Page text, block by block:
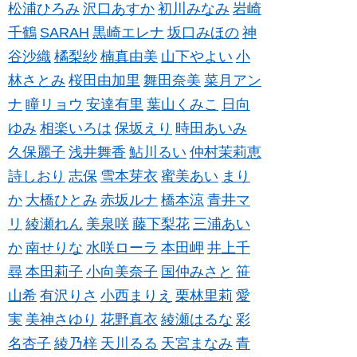
松浦ひろみ 沢口あすか 初川みなみ 岩崎
千鶴 SARAH 黒崎エレナ 坂口みほの 神
谷沙織 橘梨紗 楠真由美 山下やよい 小
林さとみ 桜田由加里 舞田奈美 菜月アン
ナ 瞳リョウ 安達有里 葉山くみこ 日向
ゆみ 相楽いろは 保坂えり 時田あいみ
久保麗子 浅井舞香 鮎川るい 仲村茉莉恵
詩しおり 志保 雪本芽衣 蜜美あい まり
か 大橋ひとみ 赤坂ルナ 橋本涼 青井マ
リ 綾瀬れん 美泉咲 藤下梨花 三浦あい
か 南せりな 水咲ローラ 本田岬 井上千
尋 本田莉子 小向美奈子 国仲みさと 笹
山希 有沢りさ 小西まりえ 栗林里莉 愛
実 美神さゆり 花野真衣 綾瀬はるな 彩
名杏子 綾乃梓 天川るる 天宮まなみ 青